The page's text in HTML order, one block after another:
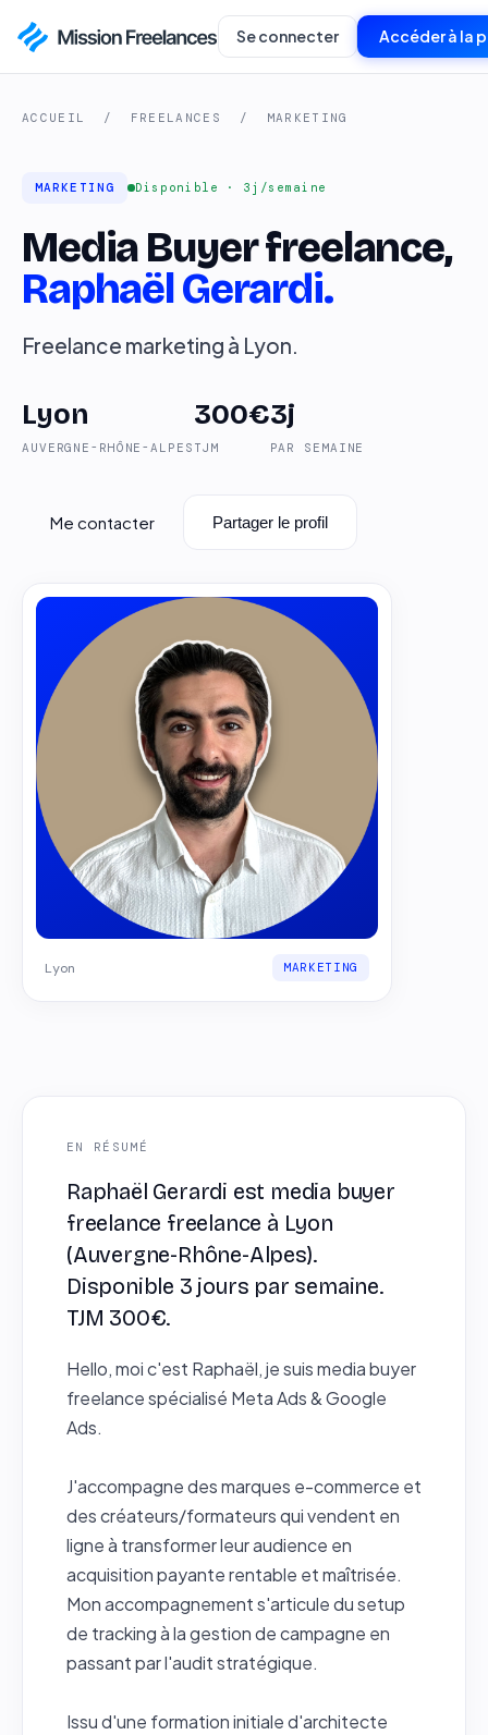
Se connecter Accéder à la
ACCUEIL / FREELANCES / MARKETING
MARKETING Disponible · 3j/semaine
Media Buyer freelance,
Raphaël Gerardi.
Freelance marketing à Lyon.
Lyon
AUVERGNE-RHÔNE-ALPES
300€
TJM
3j
PAR SEMAINE
Me contacter Partager le profil
Lyon MARKETING
EN RÉSUMÉ
Raphaël Gerardi est media buyer
freelance freelance à Lyon
(Auvergne-Rhône-Alpes).
Disponible 3 jours par semaine.
TJM 300€.
Hello, moi c'est Raphaël, je suis media buyer
freelance spécialisé Meta Ads & Google
Ads.
J'accompagne des marques e-commerce et
des créateurs/formateurs qui vendent en
ligne à transformer leur audience en
acquisition payante rentable et maîtrisée.
Mon accompagnement s'articule du setup
de tracking à la gestion de campagne en
passant par l'audit stratégique.
Issu d'une formation initiale d'architecte